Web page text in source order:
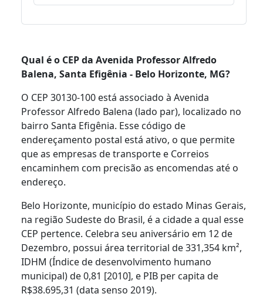
Qual é o CEP da Avenida Professor Alfredo
Balena, Santa Efigênia - Belo Horizonte, MG?
O CEP 30130-100 está associado à Avenida
Professor Alfredo Balena (lado par), localizado no
bairro Santa Efigênia. Esse código de
endereçamento postal está ativo, o que permite
que as empresas de transporte e Correios
encaminhem com precisão as encomendas até o
endereço.
Belo Horizonte, município do estado Minas Gerais,
na região Sudeste do Brasil, é a cidade a qual esse
CEP pertence. Celebra seu aniversário em 12 de
Dezembro, possui área territorial de 331,354 km²,
IDHM (Índice de desenvolvimento humano
municipal) de 0,81 [2010], e PIB per capita de
R$38.695,31 (data senso 2019).